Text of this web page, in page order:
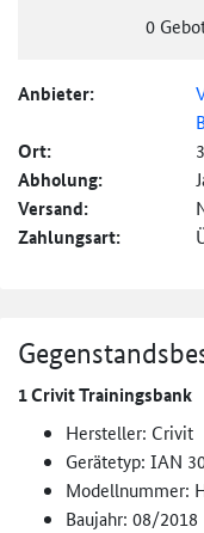
0
Anbieter:
Ort:
Abholung:
Versand:
Zahlungsart:
1 Crivit Trainingsbank
Hersteller: Crivit
Gerätetyp: IAN
Modellnummer:
Baujahr: 08/2018